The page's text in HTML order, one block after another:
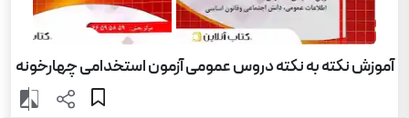
آموزش نکته به نکته دروس عمومی آزمون استخدامی چهارخونه